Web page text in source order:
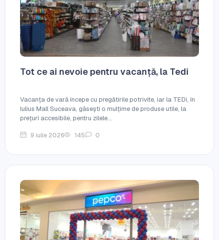
Tot ce ai nevoie pentru vacanță, la Tedi
Vacanța de vară începe cu pregătirile potrivite, iar la TEDi, în
Iulius Mall Suceava, găsești o mulțime de produse utile, la
prețuri accesibile, pentru zilele...
9 iulie 2026 145 0